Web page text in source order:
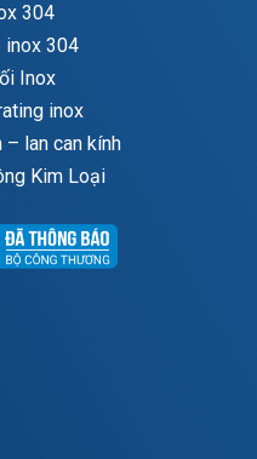
304
inox 304
Inox
inox
lan can kính
Kim Loại